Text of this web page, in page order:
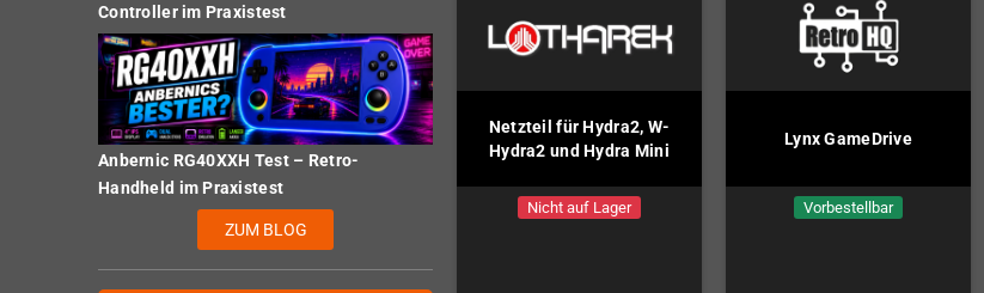
Controller im Praxistest
Anbernic RG40XXH Test – Retro-
Handheld im Praxistest
ZUM BLOG
Netzteil für Hydra2, W-
Hydra2 und Hydra Mini
Nicht auf Lager
Lynx GameDrive
Vorbestellbar